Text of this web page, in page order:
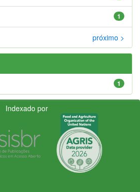
1
próximo >
1
Indexado por